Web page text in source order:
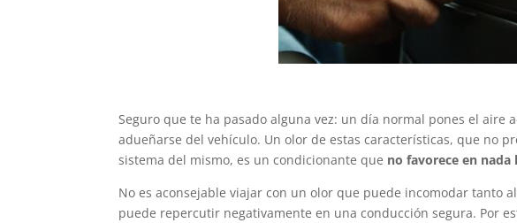
Seguro que te ha pasado alguna vez: un día normal pones el aire
adueñarse del vehículo. Un olor de estas características, que no
sistema del mismo, es un condicionante que no favorece en nada
No es aconsejable viajar con un olor que puede incomodar tanto
puede repercutir negativamente en una conducción segura. Por